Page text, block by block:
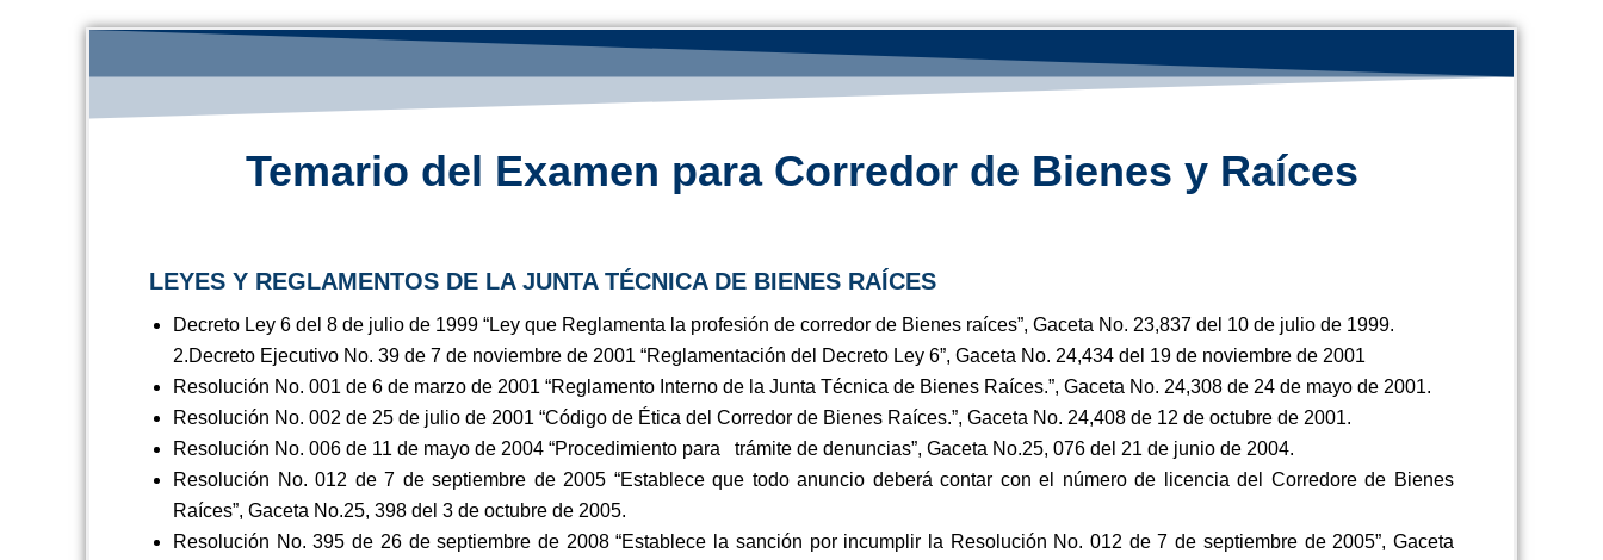
Temario del Examen para Corredor de Bienes y Raíces
LEYES Y REGLAMENTOS DE LA JUNTA TÉCNICA DE BIENES RAÍCES
Decreto Ley 6 del 8 de julio de 1999 “Ley que Reglamenta la profesión de corredor de Bienes raíces”, Gaceta No. 23,837 del 10 de julio de 1999.
2.Decreto Ejecutivo No. 39 de 7 de noviembre de 2001 “Reglamentación del Decreto Ley 6”, Gaceta No. 24,434 del 19 de noviembre de 2001
Resolución No. 001 de 6 de marzo de 2001 “Reglamento Interno de la Junta Técnica de Bienes Raíces.”, Gaceta No. 24,308 de 24 de mayo de 2001.
Resolución No. 002 de 25 de julio de 2001 “Código de Ética del Corredor de Bienes Raíces.”, Gaceta No. 24,408 de 12 de octubre de 2001.
Resolución No. 006 de 11 de mayo de 2004 “Procedimiento para trámite de denuncias”, Gaceta No.25, 076 del 21 de junio de 2004.
Resolución No. 012 de 7 de septiembre de 2005 “Establece que todo anuncio deberá contar con el número de licencia del Corredore de Bienes
Raíces”, Gaceta No.25, 398 del 3 de octubre de 2005.
Resolución No. 395 de 26 de septiembre de 2008 “Establece la sanción por incumplir la Resolución No. 012 de 7 de septiembre de 2005”, Gaceta